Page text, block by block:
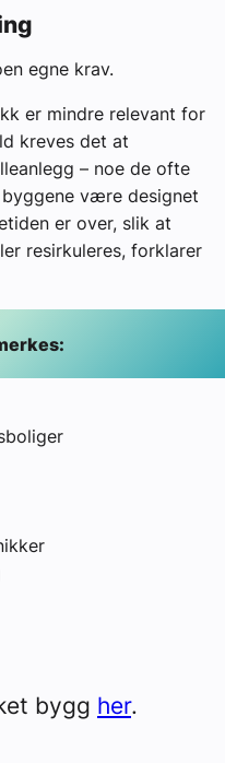
egne krav.
er mindre relevant for
kreves det at
– noe de ofte
være designet
er over, slik at
resirkuleres, forklarer
bygg her.